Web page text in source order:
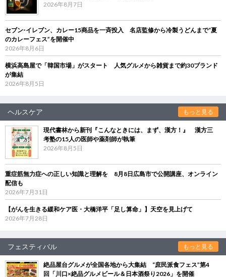
2026年8月7日
セブン‐イレブン、カレー15商品を一斉投入 名店監修から冷製うどんまで“夏
のカレーフェス”を開催中
2026年8月6日
横浜高島屋で「韓国市場」がスタート 人気グルメから雑貨まで約30ブランド
が集結
2026年8月5日
ヘルスケア もっと見る
現代書林から新刊『こんなときには、まず、漢方！』 漢方三
考塾の15人の医師や薬剤師が執筆
2026年8月5日
重症筋無力症への正しい知識と理解を 8月8日広島市で公開講座、オンライン
配信も
2026年7月31日
【がんを生きる緩和ケア医・大橋洋平「足し算命」】天空を見上げて
2026年7月28日
フェスティバル もっと見る
絶品屋台グルメが全国各地から大集結 “庶民派食フェス”第4
回「川口×絶品グルメビール＆日本酒祭り2026」を開催